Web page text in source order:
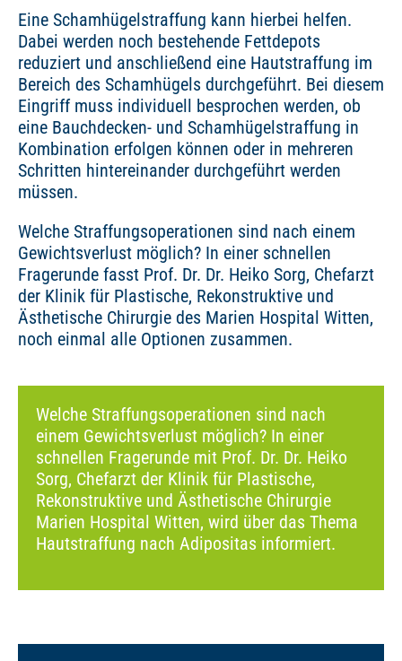
Eine Schamhügelstraffung kann hierbei helfen.
Dabei werden noch bestehende Fettdepots
reduziert und anschließend eine Hautstraffung im
Bereich des Schamhügels durchgeführt. Bei diesem
Eingriff muss individuell besprochen werden, ob
eine Bauchdecken- und Schamhügelstraffung in
Kombination erfolgen können oder in mehreren
Schritten hintereinander durchgeführt werden
müssen.
Welche Straffungsoperationen sind nach einem
Gewichtsverlust möglich? In einer schnellen
Fragerunde fasst Prof. Dr. Dr. Heiko Sorg, Chefarzt
der Klinik für Plastische, Rekonstruktive und
Ästhetische Chirurgie des Marien Hospital Witten,
noch einmal alle Optionen zusammen.
Welche Straffungsoperationen sind nach
einem Gewichtsverlust möglich? In einer
schnellen Fragerunde mit Prof. Dr. Dr. Heiko
Sorg, Chefarzt der Klinik für Plastische,
Rekonstruktive und Ästhetische Chirurgie
Marien Hospital Witten, wird über das Thema
Hautstraffung nach Adipositas informiert.